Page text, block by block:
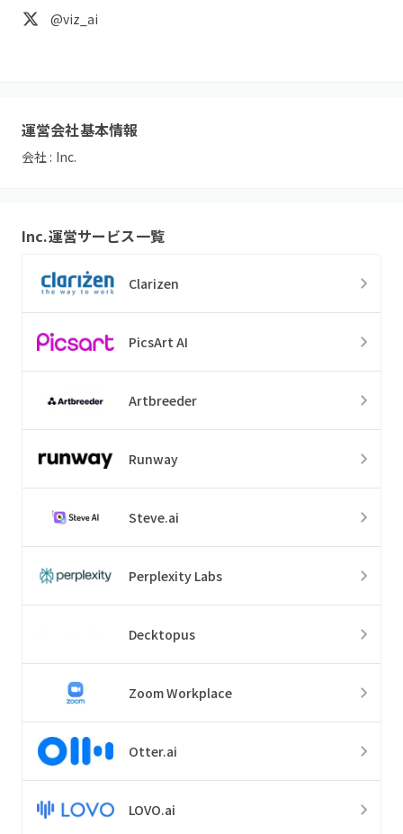
@viz_ai
運営会社基本情報
会社 : Inc.
Inc.運営サービス一覧
Clarizen
PicsArt AI
Artbreeder
Runway
Steve.ai
Perplexity Labs
Decktopus
Zoom Workplace
Otter.ai
LOVO.ai